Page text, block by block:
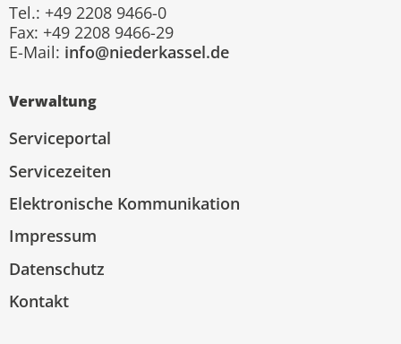
Tel.: +49 2208 9466-0
Fax: +49 2208 9466-29
E-Mail: info@niederkassel.de
Verwaltung
Serviceportal
Servicezeiten
Elektronische Kommunikation
Impressum
Datenschutz
Kontakt